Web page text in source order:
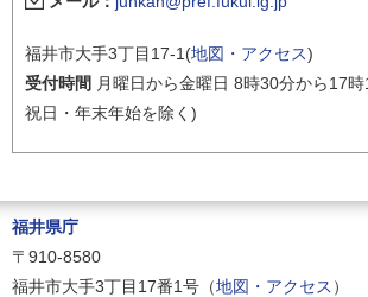
福井市大手3丁目17-1(地図・アクセス)
受付時間 月曜日から金曜日 8時30分から17時
祝日・年末年始を除く)
福井県庁
〒910-8580
福井市大手3丁目17番1号（地図・アクセス ）